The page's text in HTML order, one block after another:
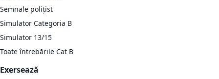
Semnale polițist
Simulator Categoria B
Simulator 13/15
Toate întrebările Cat B
Exersează